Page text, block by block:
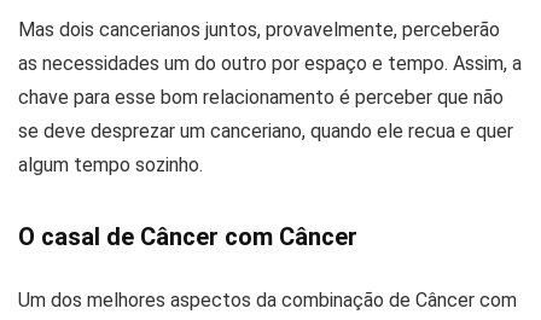
Mas dois cancerianos juntos, provavelmente, perceberão
as necessidades um do outro por espaço e tempo. Assim, a
chave para esse bom relacionamento é perceber que não
se deve desprezar um canceriano, quando ele recua e quer
algum tempo sozinho.
O casal de Câncer com Câncer
Um dos melhores aspectos da combinação de Câncer com